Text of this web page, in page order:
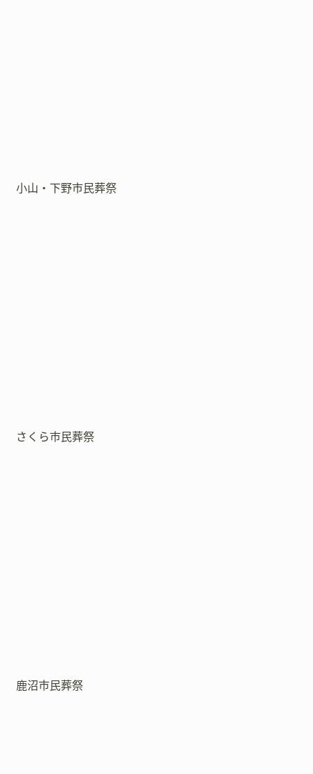
小山・下野市民葬祭
さくら市民葬祭
鹿沼市民葬祭